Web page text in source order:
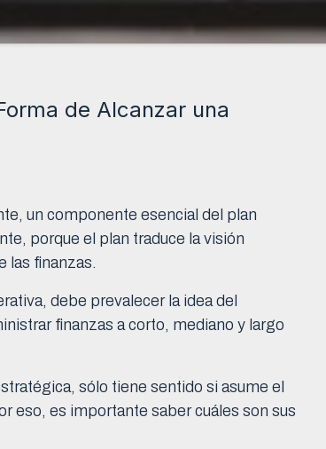
de Alcanzar una
un componente esencial del plan
porque el plan traduce la visión
las finanzas.
debe prevalecer la idea del
finanzas a corto, mediano y largo
sólo tiene sentido si asume el
eso, es importante saber cuáles son sus